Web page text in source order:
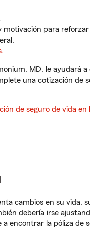
motivación para reforzar
MD, le ayudará
una cotización de
de seguro de vida en
cambios en su vida,
debería irse
encontrar la póliza de